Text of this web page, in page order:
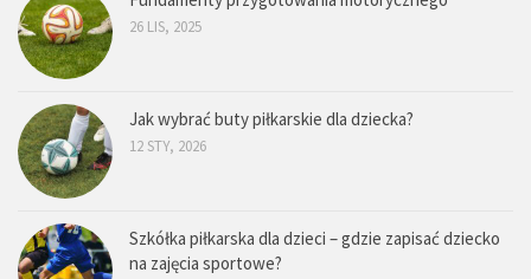
26 LIS, 2025
Jak wybrać buty piłkarskie dla dziecka?
12 STY, 2026
Szkółka piłkarska dla dzieci – gdzie zapisać dziecko
na zajęcia sportowe?